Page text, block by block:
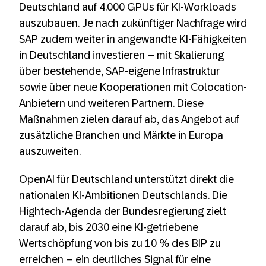
Deutschland auf 4.000 GPUs für KI-Workloads
auszubauen. Je nach zukünftiger Nachfrage wird
SAP zudem weiter in angewandte KI-Fähigkeiten
in Deutschland investieren – mit Skalierung
über bestehende, SAP-eigene Infrastruktur
sowie über neue Kooperationen mit Colocation-
Anbietern und weiteren Partnern. Diese
Maßnahmen zielen darauf ab, das Angebot auf
zusätzliche Branchen und Märkte in Europa
auszuweiten.
OpenAI für Deutschland unterstützt direkt die
nationalen KI-Ambitionen Deutschlands. Die
Hightech-Agenda der Bundesregierung zielt
darauf ab, bis 2030 eine KI-getriebene
Wertschöpfung von bis zu 10 % des BIP zu
erreichen – ein deutliches Signal für eine